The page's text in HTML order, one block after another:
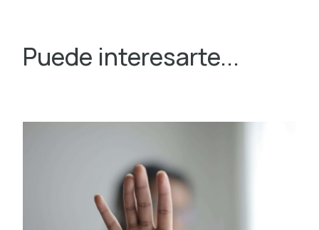
Puede interesarte...